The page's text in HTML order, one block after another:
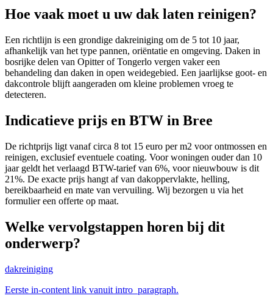
Hoe vaak moet u uw dak laten reinigen?
Een richtlijn is een grondige dakreiniging om de 5 tot 10 jaar,
afhankelijk van het type pannen, oriëntatie en omgeving. Daken in
bosrijke delen van Opitter of Tongerlo vergen vaker een
behandeling dan daken in open weidegebied. Een jaarlijkse goot- en
dakcontrole blijft aangeraden om kleine problemen vroeg te
detecteren.
Indicatieve prijs en BTW in Bree
De richtprijs ligt vanaf circa 8 tot 15 euro per m2 voor ontmossen en
reinigen, exclusief eventuele coating. Voor woningen ouder dan 10
jaar geldt het verlaagd BTW-tarief van 6%, voor nieuwbouw is dit
21%. De exacte prijs hangt af van dakoppervlakte, helling,
bereikbaarheid en mate van vervuiling. Wij bezorgen u via het
formulier een offerte op maat.
Welke vervolgstappen horen bij dit
onderwerp?
dakreiniging
Eerste in-content link vanuit intro_paragraph.